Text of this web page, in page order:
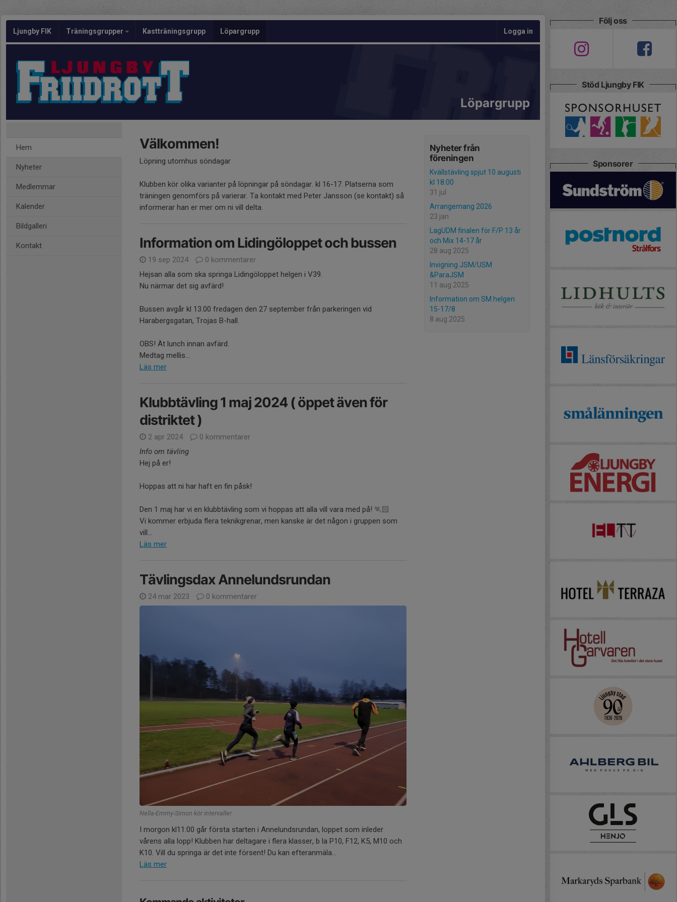
Ljungby FIK Träningsgrupper Kastträningsgrupp Löpargrupp Logga in
Löpargrupp
Hem
Nyheter
Medlemmar
Kalender
Bildgalleri
Kontakt
Nyheter från
föreningen
Kvällstävling spjut 10 augusti
kl 18:00
31 jul
Arrangemang 2026
23 jan
LagUDM finalen för F/P 13 år
och Mix 14-17 år
28 aug 2025
Invigning JSM/USM
&ParaJSM
11 aug 2025
Information om SM helgen
15-17/8
8 aug 2025
Välkommen!
Löpning utomhus söndagar
Klubben kör olika varianter på löpningar på söndagar. kl 16-17. Platserna som
träningen genomförs på varierar. Ta kontakt med Peter Jansson (se kontakt) så
informerar han er mer om ni vill delta.
Information om Lidingöloppet och bussen
19 sep 2024
0 kommentarer
Hejsan alla som ska springa Lidingöloppet helgen i V39.
Nu närmar det sig avfärd!
Bussen avgår kl 13.00 fredagen den 27 september från parkeringen vid
Harabergsgatan, Trojas B-hall.
OBS! Ät lunch innan avfärd.
Medtag mellis...
Läs mer
Klubbtävling 1 maj 2024 ( öppet även för
distriktet )
2 apr 2024
0 kommentarer
Info om tävling
Hej på er!
Hoppas att ni har haft en fin påsk!
Den 1 maj har vi en klubbtävling som vi hoppas att alla vill vara med på! 🏃🏻
Vi kommer erbjuda flera teknikgrenar, men kanske är det någon i gruppen som
vill...
Läs mer
Tävlingsdax Annelundsrundan
24 mar 2023 0 kommentarer
Nella-Emmy-Simon kör intervaller
I morgon kl11:00 går första starten i Annelundsrundan, loppet som inleder
vårens alla lopp! Klubben har deltagare i flera klasser, b la P10, F12, K5, M10 och
K10. Vill du springa är det inte försent! Du kan efteranmäla...
Läs mer
Följ oss
Stöd Ljungby FIK
Sponsorer